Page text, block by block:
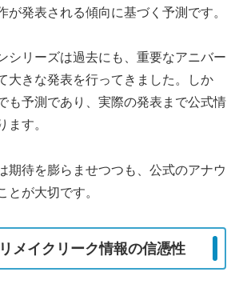
が発表される傾向に基づく予測です。
シリーズは過去にも、重要なアニバー
大きな発表を行ってきました。しか
も予測であり、実際の発表まで公式情
ます。
期待を膨らませつつも、公式のアナウ
とが大切です。
メイクリーク情報の信憑性